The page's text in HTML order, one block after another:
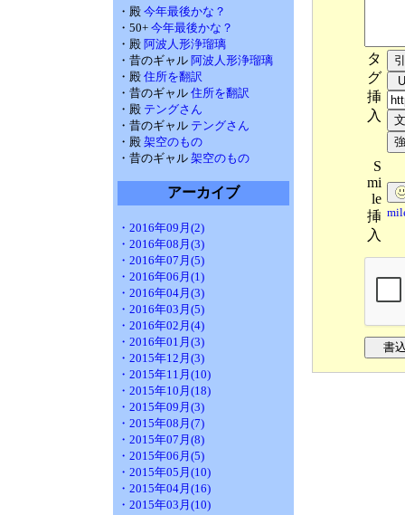
・殿 今年最後かな？
・50+ 今年最後かな？
・殿 阿波人形浄瑠璃
・昔のギャル 阿波人形浄瑠璃
・殿 住所を翻訳
・昔のギャル 住所を翻訳
・殿 テングさん
・昔のギャル テングさん
・殿 架空のもの
・昔のギャル 架空のもの
アーカイブ
・2016年09月(2)
・2016年08月(3)
・2016年07月(5)
・2016年06月(1)
・2016年04月(3)
・2016年03月(5)
・2016年02月(4)
・2016年01月(3)
・2015年12月(3)
・2015年11月(10)
・2015年10月(18)
・2015年09月(3)
・2015年08月(7)
・2015年07月(8)
・2015年06月(5)
・2015年05月(10)
・2015年04月(16)
・2015年03月(10)
タ
グ
挿
入
S
mi
le
挿
入